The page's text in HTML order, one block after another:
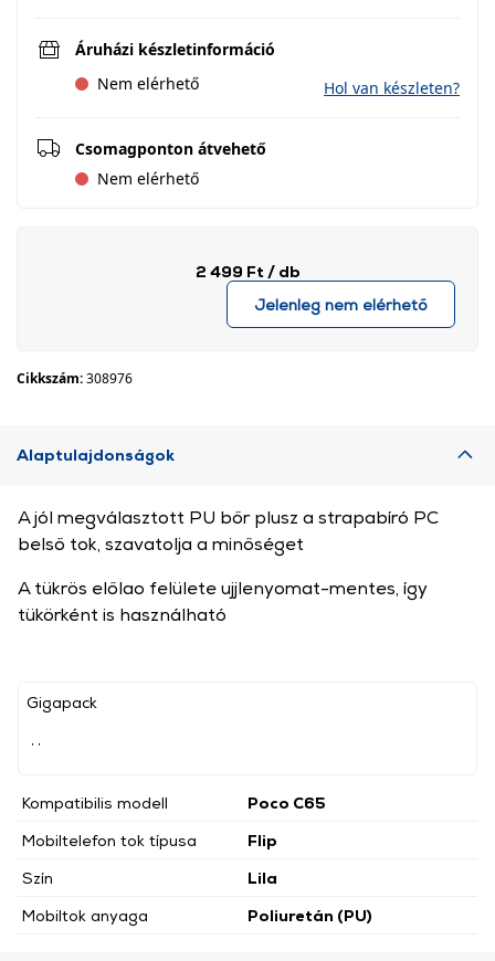
Áruházi készletinformáció
Nem elérhető
Hol van készleten?
Csomagponton átvehető
Nem elérhető
2 499 Ft / db
Jelenleg nem elérhető
Cikkszám:308976
Alaptulajdonságok
Gigapack
Kompatibilis modell
Poco C65
Mobiltelefon tok típusa
Flip
Szín
Lila
Mobiltok anyaga
Poliuretán (PU)
A jól megválasztott PU bőr plusz a strapabíró PC
belső tok, szavatolja a minőséget
A tükrös előlao felülete ujjlenyomat-mentes, így
tükörként is használható